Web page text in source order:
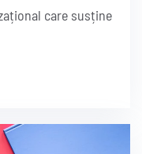
care susține